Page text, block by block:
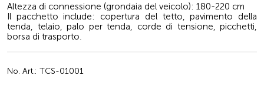
Altezza di connessione (grondaia del veicolo): 180-220 cm
Il pacchetto include: copertura del tetto, pavimento della
tenda, telaio, palo per tenda, corde di tensione, picchetti,
borsa di trasporto.
No. Art.: TCS-01001